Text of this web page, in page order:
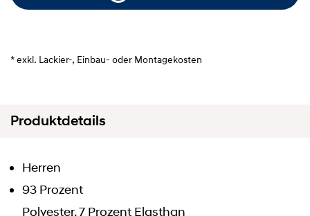
* exkl. Lackier-, Einbau- oder Montagekosten
Produktdetails
Herren
93 Prozent
Polyester, 7 Prozent Elasthan